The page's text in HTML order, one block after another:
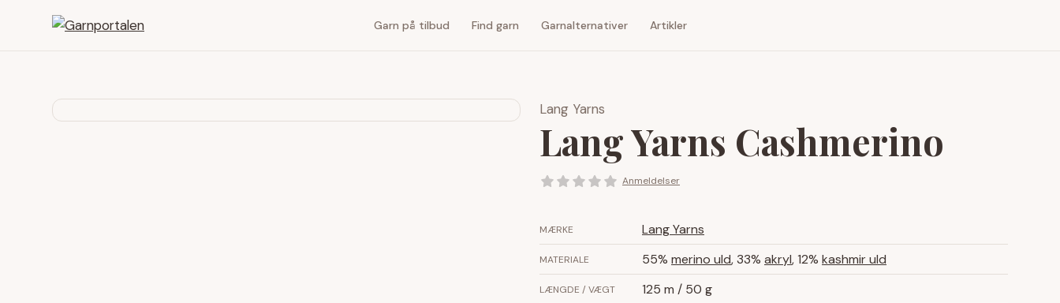
Garn på tilbud Find garn Garnalternativer Artikler
Lang Yarns
Lang Yarns Cashmerino
Anmeldelser
MÆRKE Lang Yarns
MATERIALE 55% merino uld, 33% akryl, 12% kashmir uld
LÆNGDE / VÆGT 125 m / 50 g